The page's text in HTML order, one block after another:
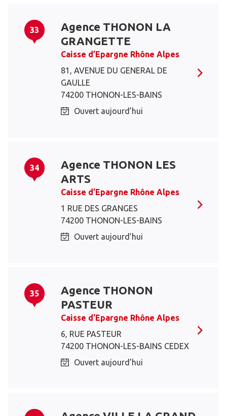
33
Agence THONON LA
GRANGETTE
Caisse d’Epargne Rhône Alpes
81, AVENUE DU GENERAL DE
GAULLE
74200 THONON-LES-BAINS
Ouvert aujourd’hui
34
Agence THONON LES
ARTS
Caisse d’Epargne Rhône Alpes
1 RUE DES GRANGES
74200 THONON-LES-BAINS
Ouvert aujourd’hui
35
Agence THONON
PASTEUR
Caisse d’Epargne Rhône Alpes
6, RUE PASTEUR
74200 THONON-LES-BAINS CEDEX
Ouvert aujourd’hui